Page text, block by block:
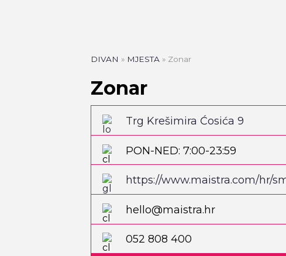
DIVAN » MJESTA » Zonar
Zonar
Trg Krešimira Ćosića 9
PON-NED: 7:00-23:59
https://www.maistra.com/hr/
r2iNaBoC10YQAvD_BwE#/
hello@maistra.hr
052 808 400